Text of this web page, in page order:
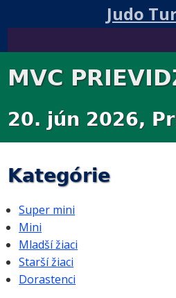
Judo
MVC
20. jún 2026,
Kategórie
Super mini
Mini
Mladší žiaci
Starší žiaci
Dorastenci